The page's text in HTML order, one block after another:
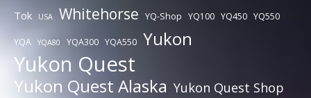
Tok USA Whitehorse YQ-Shop YQ100 YQ450 YQ550
YQA YQA80 YQA300 YQA550 Yukon
Yukon Quest
Yukon Quest Alaska Yukon Quest Shop